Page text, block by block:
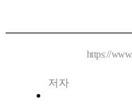
https://
저자